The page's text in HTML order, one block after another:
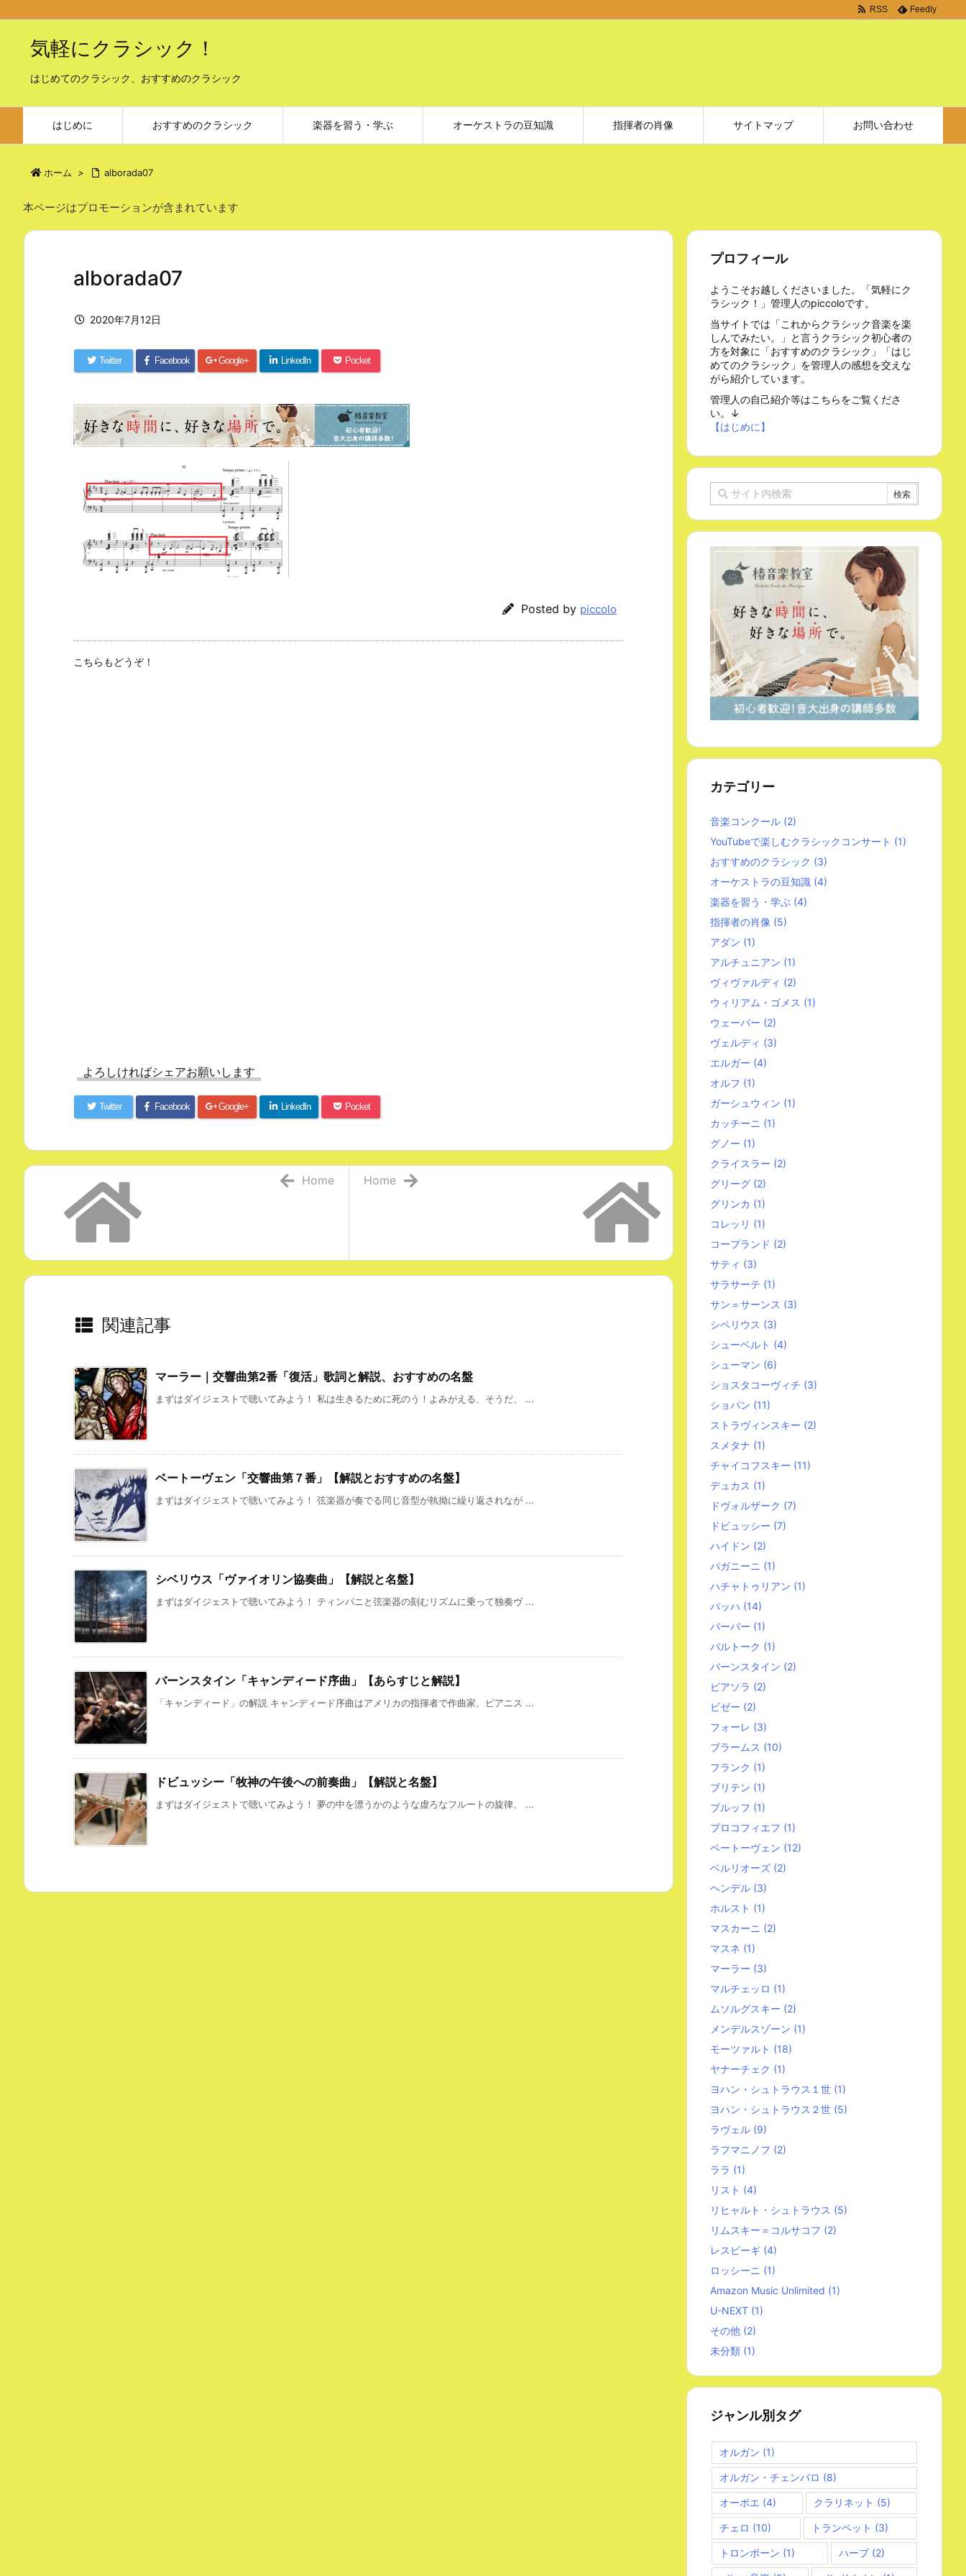
気軽にクラシック！
はじめてのクラシック、おすすめのクラシック
はじめに おすすめのクラシック 楽器を習う・学ぶ オーケストラの豆知識 指揮者の肖像 サイトマップ お問い合わせ
RSS Feedly
ホーム > alborada07
本ページはプロモーションが含まれています
alborada07
2020年7月12日
Twitter Facebook Google+ LinkedIn Pocket
Posted by piccolo
こちらもどうぞ！
よろしければシェアお願いします
Twitter Facebook Google+ LinkedIn Pocket
Home
Home
関連記事
マーラー｜交響曲第2番「復活」歌詞と解説、おすすめの名盤
まずはダイジェストで聴いてみよう！ 私は生きるために死のう！よみがえる、そうだ、 ...
ベートーヴェン「交響曲第７番」【解説とおすすめの名盤】
まずはダイジェストで聴いてみよう！ 弦楽器が奏でる同じ音型が執拗に繰り返されなが ...
シベリウス「ヴァイオリン協奏曲」【解説と名盤】
まずはダイジェストで聴いてみよう！ ティンパニと弦楽器の刻むリズムに乗って独奏ヴ ...
バーンスタイン「キャンディード序曲」【あらすじと解説】
「キャンディード」の解説 キャンディード序曲はアメリカの指揮者で作曲家、ピアニス ...
ドビュッシー「牧神の午後への前奏曲」【解説と名盤】
まずはダイジェストで聴いてみよう！ 夢の中を漂うかのような虚ろなフルートの旋律、 ...
プロフィール
ようこそお越しくださいました。「気軽にク
ラシック！」管理人のpiccoloです。
当サイトでは「これからクラシック音楽を楽
しんでみたい。」と言うクラシック初心者の
方を対象に「おすすめのクラシック」「はじ
めてのクラシック」を管理人の感想を交えな
がら紹介しています。
管理人の自己紹介等はこちらをご覧くださ
い。↓
【はじめに】
カテゴリー
音楽コンクール (2)
YouTubeで楽しむクラシックコンサート (1)
おすすめのクラシック (3)
オーケストラの豆知識 (4)
楽器を習う・学ぶ (4)
指揮者の肖像 (5)
アダン (1)
アルチュニアン (1)
ヴィヴァルディ (2)
ウィリアム・ゴメス (1)
ウェーバー (2)
ヴェルディ (3)
エルガー (4)
オルフ (1)
ガーシュウィン (1)
カッチーニ (1)
グノー (1)
クライスラー (2)
グリーグ (2)
グリンカ (1)
コレッリ (1)
コープランド (2)
サティ (3)
サラサーテ (1)
サン＝サーンス (3)
シベリウス (3)
シューベルト (4)
シューマン (6)
ショスタコーヴィチ (3)
ショパン (11)
ストラヴィンスキー (2)
スメタナ (1)
チャイコフスキー (11)
デュカス (1)
ドヴォルザーク (7)
ドビュッシー (7)
ハイドン (2)
パガニーニ (1)
ハチャトゥリアン (1)
バッハ (14)
バーバー (1)
バルトーク (1)
バーンスタイン (2)
ピアソラ (2)
ビゼー (2)
フォーレ (3)
ブラームス (10)
フランク (1)
ブリテン (1)
ブルッフ (1)
プロコフィエフ (1)
ベートーヴェン (12)
ベルリオーズ (2)
ヘンデル (3)
ホルスト (1)
マスカーニ (2)
マスネ (1)
マーラー (3)
マルチェッロ (1)
ムソルグスキー (2)
メンデルスゾーン (1)
モーツァルト (18)
ヤナーチェク (1)
ヨハン・シュトラウス１世 (1)
ヨハン・シュトラウス２世 (5)
ラヴェル (9)
ラフマニノフ (2)
ララ (1)
リスト (4)
リヒャルト・シュトラウス (5)
リムスキー＝コルサコフ (2)
レスピーギ (4)
ロッシーニ (1)
Amazon Music Unlimited (1)
U-NEXT (1)
その他 (2)
未分類 (1)
ジャンル別タグ
オルガン (1)
オルガン・チェンバロ (8)
オーボエ (4) クラリネット (5)
チェロ (10) トランペット (3)
トロンボーン (1) ハープ(2)